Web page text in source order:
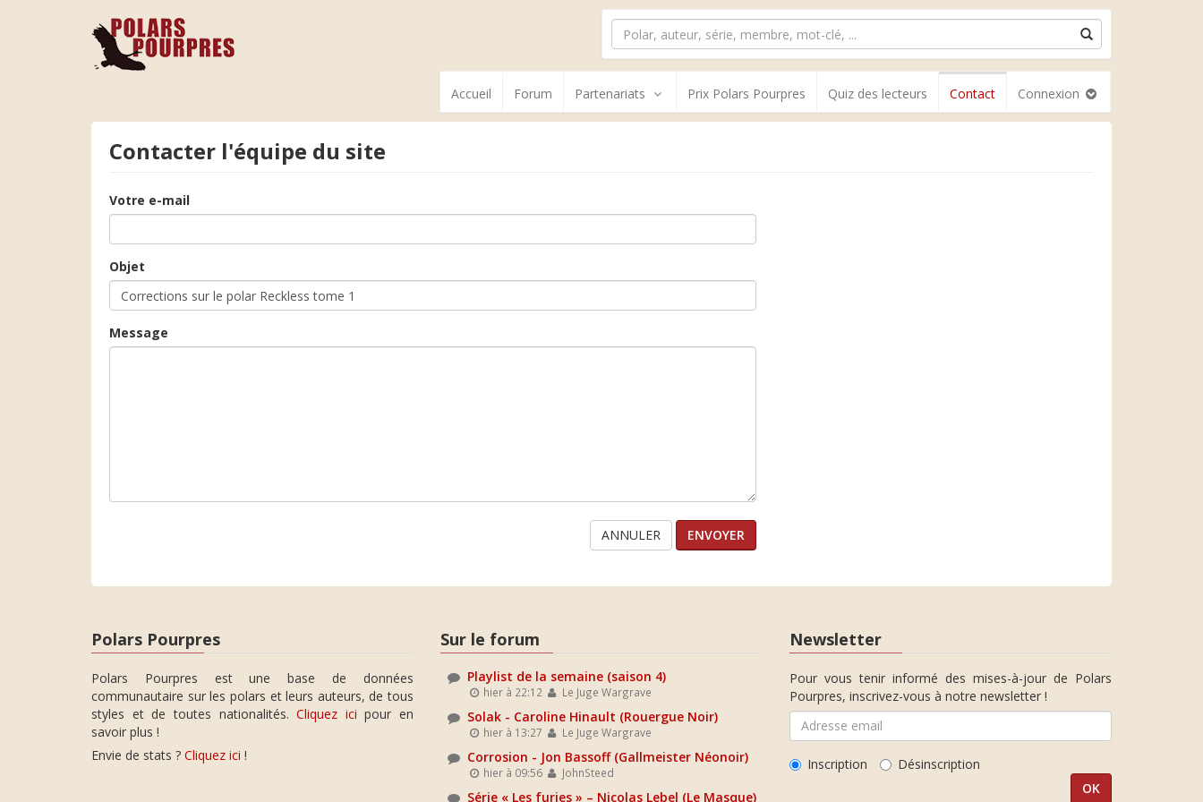
Accueil Forum Partenariats Prix Polars Pourpres Quiz des lecteurs Contact Connexion
Contacter l'équipe du site
Votre e-mail
Objet
Message
ANNULER
Polars Pourpres
Polars Pourpres est une base de données
communautaire sur les polars et leurs auteurs, de tous
styles et de toutes nationalités.Cliquez ici pour en
savoir plus !
Envie de stats ? Cliquez ici !
Sur le forum
Playlist de la semaine (saison 4)
hier à 22:12 Le Juge Wargrave
Solak - Caroline Hinault (Rouergue Noir)
hier à 13:27 Le Juge Wargrave
Corrosion - Jon Bassoff (Gallmeister Néonoir)
hier à 09:56 JohnSteed
Série « Les furies » – Nicolas Lebel (Le Masque)
Newsletter
Pour vous tenir informé des mises-à-jour de Polars
Pourpres, inscrivez-vous à notre newsletter !
Inscription Désinscription